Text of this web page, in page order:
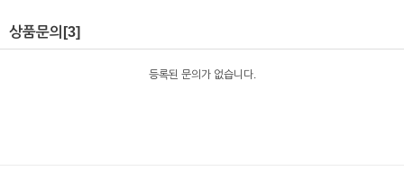
상품문의 [3]
등록된 문의가 없습니다.